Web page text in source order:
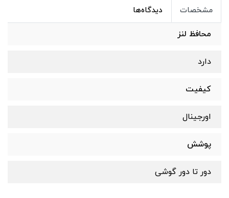
مشخصات دیدگاه‌ها
محافظ لنز
دارد
کیفیت
اورجینال
پوشش
دور تا دور گوشی